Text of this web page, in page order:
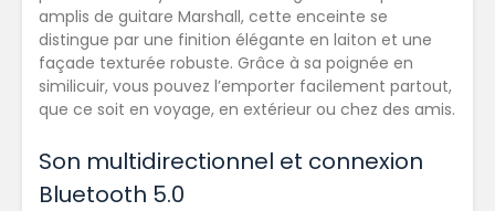
amplis de guitare Marshall, cette enceinte se
distingue par une finition élégante en laiton et une
façade texturée robuste. Grâce à sa poignée en
similicuir, vous pouvez l’emporter facilement partout,
que ce soit en voyage, en extérieur ou chez des amis.
Son multidirectionnel et connexion
Bluetooth 5.0